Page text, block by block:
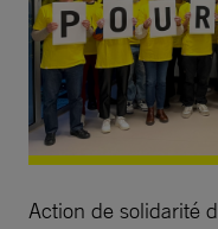
Action de solidarité